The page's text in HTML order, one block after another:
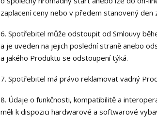
zaplacení ceny nebo v předem stanovený den
6. Spotřebitel může odstoupit od Smlouvy
a je uveden na jejich poslední straně anebo
a jakého Produktu se odstoupení týká.
7. Spotřebitel má právo reklamovat vadný
8. Údaje o funkčnosti, kompatibilitě a
měli k dispozici hardwarové a softwarové